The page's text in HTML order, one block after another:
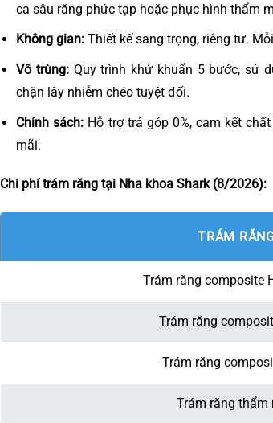
ca sâu răng phức tạp hoặc phục hình thẩm
Không gian: Thiết kế sang trọng, riêng tư.
Vô trùng: Quy trình khử khuẩn 5 bước, sử
chặn lây nhiễm chéo tuyệt đối.
Chính sách: Hỗ trợ trả góp 0%, cam kết
mãi.
Chi phí trám răng tại Nha khoa Shark (8/2026):
TRÁM
Trám răng composite
Trám răng
Trám răng
Trám răng thẩm